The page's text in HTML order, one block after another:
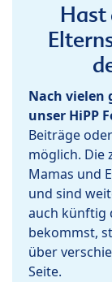
Hast
Nach vielen
unser HiPP
Beiträge
möglich. Die
Mamas und
und sind
auch künftig
bekommst,
über
Seite.